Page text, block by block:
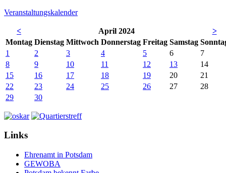
Veranstaltungskalender
< April 2024
>
Montag Dienstag Mittwoch Donnerstag Freitag Samstag So
1
2 3 4 5 6
7
8
9 10 11 12 13
14
15
16 17 18 19 20
21
22
23 24 25 26 27
28
29
30
Links
Ehrenamt in Potsdam
GEWOBA